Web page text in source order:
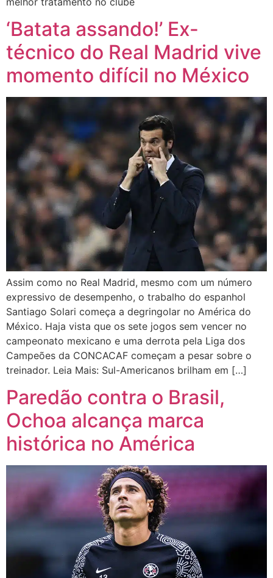
‘Batata assando!’ Ex-
técnico do Real Madrid vive
momento difícil no México
Assim como no Real Madrid, mesmo com um número
expressivo de desempenho, o trabalho do espanhol
Santiago Solari começa a degringolar no América do
México. Haja vista que os sete jogos sem vencer no
campeonato mexicano e uma derrota pela Liga dos
Campeões da CONCACAF começam a pesar sobre o
treinador. Leia Mais: Sul-Americanos brilham em […]
Paredão contra o Brasil,
Ochoa alcança marca
histórica no América